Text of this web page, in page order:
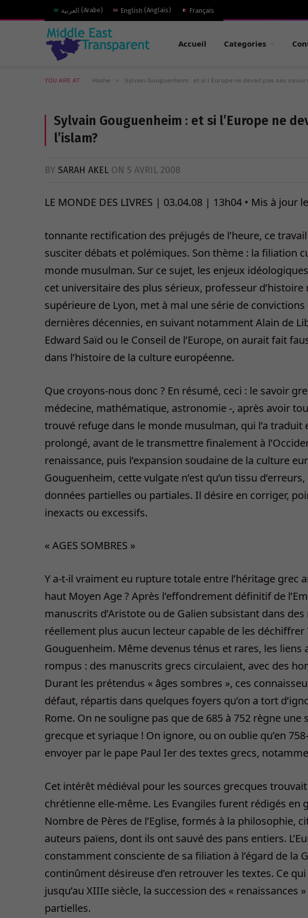
العربية (Arabe) English (Anglais) Français
Accueil Categories
YOU ARE AT: Home » Sylvain Gouguenheim : et si l’Europe ne devait pas ses
Sylvain Gouguenheim : et si l’Europe ne
l’islam?
BY SARAH AKEL ON 5 AVRIL 2008
LE MONDE DES LIVRES | 03.04.08 | 13h04 • Mis à jour
tonnante rectification des préjugés de l’heure, ce
susciter débats et polémiques. Son thème : la filiation
monde musulman. Sur ce sujet, les enjeux
cet universitaire des plus sérieux, professeur d’histoire
supérieure de Lyon, met à mal une série de
dernières décennies, en suivant notamment Alain de
Edward Saïd ou le Conseil de l’Europe, on aurait fait
dans l’histoire de la culture européenne.
Que croyons-nous donc ? En résumé, ceci : le savoir
médecine, mathématique, astronomie -, après avoir
trouvé refuge dans le monde musulman, qui l’a traduit
prolongé, avant de le transmettre finalement à
renaissance, puis l’expansion soudaine de la culture
Gouguenheim, cette vulgate n’est qu’un tissu
données partielles ou partiales. Il désire en corriger,
inexacts ou excessifs.
« AGES SOMBRES »
Y a-t-il vraiment eu rupture totale entre l’héritage grec
haut Moyen Age ? Après l’effondrement définitif de
manuscrits d’Aristote ou de Galien subsistant dans des
réellement plus aucun lecteur capable de les déchiffrer
Gouguenheim. Même devenus ténus et rares, les liens
rompus : des manuscrits grecs circulaient, avec des
Durant les prétendus « âges sombres », ces
défaut, répartis dans quelques foyers qu’on a tort
Rome. On ne souligne pas que de 685 à 752 règne
grecque et syriaque ! On ignore, ou on oublie qu’en
envoyer par le pape Paul Ier des textes grecs,
Cet intérêt médiéval pour les sources grecques
chrétienne elle-même. Les Evangiles furent rédigés en
Nombre de Pères de l’Eglise, formés à la philosophie,
auteurs païens, dont ils ont sauvé des pans entiers.
constamment consciente de sa filiation à l’égard de la
continûment désireuse d’en retrouver les textes. Ce
jusqu’au XIIIe siècle, la succession des « renaissances
partielles.